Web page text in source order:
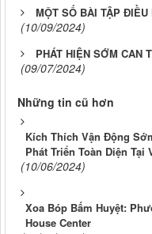
MỘT SỐ BÀI TẬP ĐIỀU
(10/09/2024)
PHÁT HIỆN SỚM CAN
(09/07/2024)
Những tin cũ hơn
Kích Thích Vận Động
Phát Triển Toàn Diện Tại
(10/06/2024)
Xoa Bóp Bấm Huyệt:
House Center